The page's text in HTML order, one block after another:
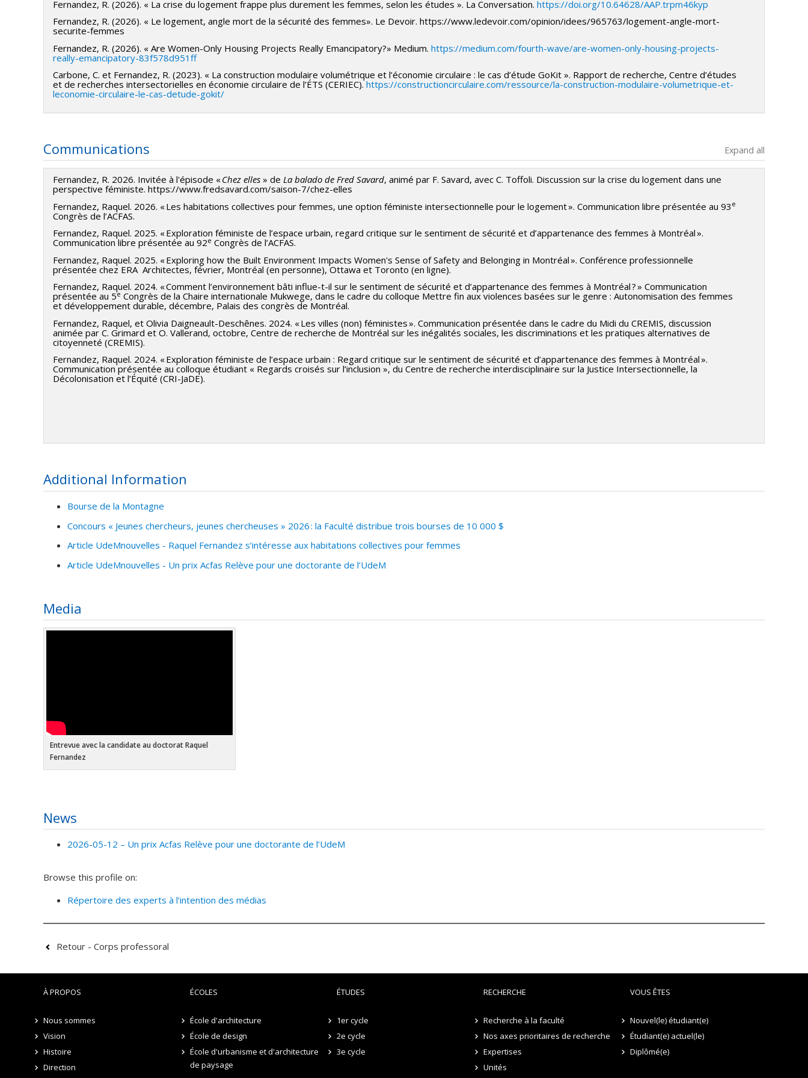
Cours enseignés : Couleur appliquée I, Matériaux et finis, Histoire des styles et du design
Auxiliaire de recherche
« Guide sur l’évaluation pour l’apprentissage en atelier »
Directrices : Virginie Tessier et Maude Mailhot-Léonard
Auxiliaire d’enseignement
Auxiliaire de recherche
Université du Québec à Montréal, septembre 2022 — mai 2023
Projet sur la construction modulaire, intitulé « La construction modulaire volumétrique et
l’économie circulaire : Le cas d’étude GoKit ».
Directeur : Carlo Carbone
Auxiliaire d’enseignement
Université du Québec à Montréal, septembre-décembre 2022
Chargée de cours : Thi Phuong-Trâm Nguyen
Cours : DES 1630 Spatialités et parcours
Fondatrice et Présidente
Peinture ELA Inc., 2006 — 2022
Entreprise générale de construction spécialisée en réhabilitation et rénovation de
bâtiments résidentiels, commerciaux et institutionnels à Montréal.
Fernandez, R. (2026). « La crise du logement frappe plus durement les femmes, selon les études ». La Conversation. https://doi.org/10.64628/AAP.trpm46kyp
Fernandez, R. (2026). « Le logement, angle mort de la sécurité des femmes». Le Devoir. https://www.ledevoir.com/opinion/idees/965763/logement-angle-mort-
securite-femmes
Fernandez, R. (2026). « Are Women-Only Housing Projects Really Emancipatory?» Medium. https://medium.com/fourth-wave/are-women-only-housing-projects-
really-emancipatory-83f578d951ff
Carbone, C. et Fernandez, R. (2023). « La construction modulaire volumétrique et l’économie circulaire : le cas d’étude GoKit ». Rapport de recherche, Centre d’études
et de recherches intersectorielles en économie circulaire de l’ÉTS (CERIEC).https://constructioncirculaire.com/ressource/la-construction-modulaire-volumetrique-et-
leconomie-circulaire-le-cas-detude-gokit/
Communications Expand all
Fernandez, R. 2026. Invitée à l'épisode «Chez elles » de La balado de Fred Savard, animé par F. Savard, avec C. Toffoli. Discussion sur la crise du logement dans une
perspective féministe. https://www.fredsavard.com/saison-7/chez-elles
Fernandez, Raquel. 2026. « Les habitations collectives pour femmes, une option féministe intersectionnelle pour le logement ». Communication libre présentée au 93 e
Congrès de l’ACFAS.
Fernandez, Raquel. 2025. « Exploration féministe de l’espace urbain, regard critique sur le sentiment de sécurité et d’appartenance des femmes à Montréal ».
Communication libre présentée au 92e Congrès de l’ACFAS.
Fernandez, Raquel. 2025. « Exploring how the Built Environment Impacts Women's Sense of Safety and Belonging in Montréal ». Conférence professionnelle
présentée chez ERA Architectes, février, Montréal (en personne), Ottawa et Toronto (en ligne).
Fernandez, Raquel. 2024. « Comment l’environnement bâti influe-t-il sur le sentiment de sécurité et d’appartenance des femmes à Montréal ? » Communication
présentée au 5e Congrès de la Chaire internationale Mukwege, dans le cadre du colloque Mettre fin aux violences basées sur le genre : Autonomisation des femmes
et développement durable, décembre, Palais des congrès de Montréal.
Fernandez, Raquel, et Olivia Daigneault-Deschênes. 2024. « Les villes (non) féministes ». Communication présentée dans le cadre du Midi du CREMIS, discussion
animée par C. Grimard et O. Vallerand, octobre, Centre de recherche de Montréal sur les inégalités sociales, les discriminations et les pratiques alternatives de
citoyenneté (CREMIS).
Fernandez, Raquel. 2024. « Exploration féministe de l’espace urbain : Regard critique sur le sentiment de sécurité et d’appartenance des femmes à Montréal ».
Communication présentée au colloque étudiant « Regards croisés sur l’inclusion », du Centre de recherche interdisciplinaire sur la Justice Intersectionnelle, la
Décolonisation et l’Équité (CRI-JaDE).
Additional Information
Bourse de la Montagne
Concours « Jeunes chercheurs, jeunes chercheuses » 2026 : la Faculté distribue trois bourses de 10 000 $
Article UdeMnouvelles - Raquel Fernandez s’intéresse aux habitations collectives pour femmes
Article UdeMnouvelles - Un prix Acfas Relève pour une doctorante de l’UdeM
Media
Entrevue avec la candidate au doctorat Raquel
Fernandez
News
2026-05-12 – Un prix Acfas Relève pour une doctorante de l’UdeM
Browse this profile on:
Répertoire des experts à l’intention des médias
Retour - Corps professoral
À PROPOS
Nous sommes
Vision
Histoire
Direction
ÉCOLES
École d'architecture
École de design
École d'urbanisme et d'architecture
de paysage
ÉTUDES
1er cycle
2e cycle
3e cycle
RECHERCHE
Recherche à la faculté
Nos axes prioritaires de recherche
Expertises
Unités
VOUS ÊTES
Nouvel(le) étudiant(e)
Étudiant(e) actuel(le)
Diplômé(e)